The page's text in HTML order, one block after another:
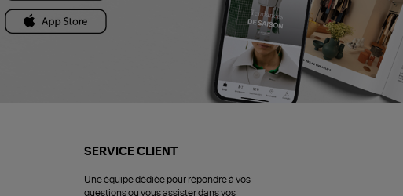
SERVICE CLIENT
Une équipe dédiée pour répondre à vos
questions ou vous assister dans vos